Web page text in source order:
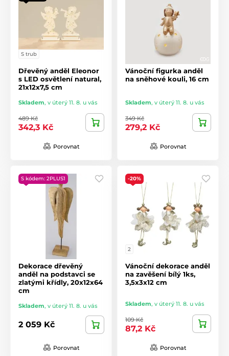
S trub
Dřevěný anděl Eleonor
s LED osvětlení natural,
21x12x7,5 cm
Skladem, v úterý 11. 8. u vás
489 Kč
342,3 Kč
Porovnat
Vánoční figurka anděl
na sněhové kouli, 16 cm
Skladem, v úterý 11. 8. u vás
349 Kč
279,2 Kč
Porovnat
S kódem: 2PLUS1
Dekorace dřevěný
anděl na podstavci se
zlatými křídly, 20x12x64
cm
Skladem, v úterý 11. 8. u vás
2 059 Kč
Porovnat
-20%
2
Vánoční dekorace anděl
na zavěšení bílý 1ks,
3,5x3x12 cm
Skladem, v úterý 11. 8. u vás
109 Kč
87,2 Kč
Porovnat